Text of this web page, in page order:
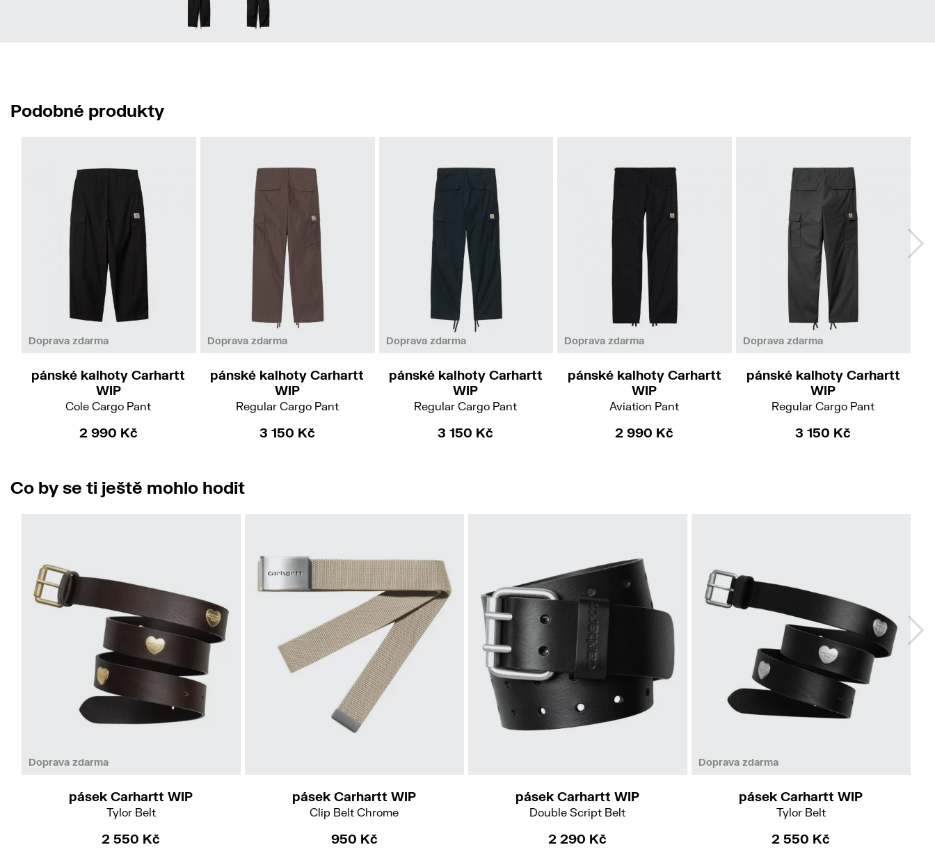
Podobné produkty
Doprava zdarma
31
pánské kalhoty Carhartt
WIP
Cole Cargo Pant
2 990 Kč
Doprava zdarma
31/32
pánské kalhoty Carhartt
WIP
Regular Cargo Pant
3 150 Kč
Doprava zdarma
34/32
pánské kalhoty Carhartt
WIP
Regular Cargo Pant
3 150 Kč
Doprava zdarma
26/30
pánské kalhoty Carhartt
WIP
Aviation Pant
2 990 Kč
Doprava zdarma
pánské kalhoty Carhartt
WIP
Regular Cargo Pant
3 150 Kč
Co by se ti ještě mohlo hodit
Doprava zdarma
pásek Carhartt WIP
Tylor Belt
2 550 Kč
pásek Carhartt WIP
Clip Belt Chrome
950 Kč
pásek Carhartt WIP
Double Script Belt
2 290 Kč
Doprava zdarma
pásek Carhartt WIP
Tylor Belt
2 550 Kč